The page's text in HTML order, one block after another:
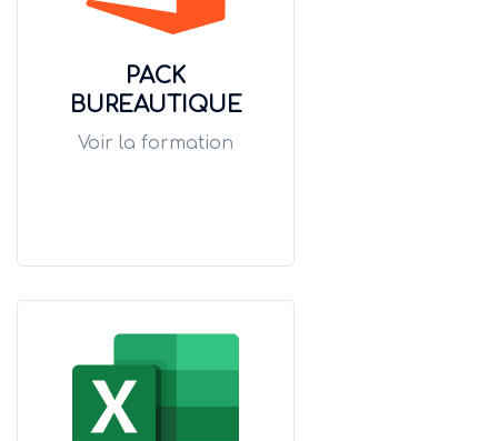
PACK
BUREAUTIQUE
Voir la formation